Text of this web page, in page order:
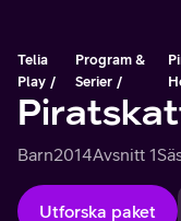
Telia
Play
Program &
Serier
Barn2014Avsnitt 1
Utforska paket